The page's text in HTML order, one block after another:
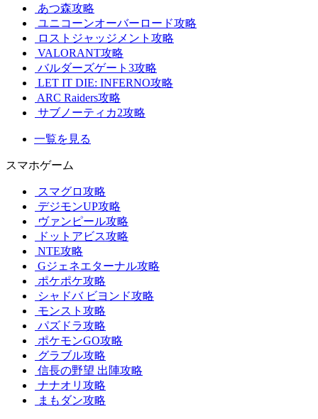
あつ森攻略
ユニコーンオーバーロード攻略
ロストジャッジメント攻略
VALORANT攻略
バルダーズゲート3攻略
LET IT DIE: INFERNO攻略
ARC Raiders攻略
サブノーティカ2攻略
一覧を見る
スマホゲーム
スマグロ攻略
デジモンUP攻略
ヴァンピール攻略
ドットアビス攻略
NTE攻略
Gジェネエターナル攻略
ポケポケ攻略
シャドバ ビヨンド攻略
モンスト攻略
パズドラ攻略
ポケモンGO攻略
グラブル攻略
信長の野望 出陣攻略
ナナオリ攻略
まもダン攻略